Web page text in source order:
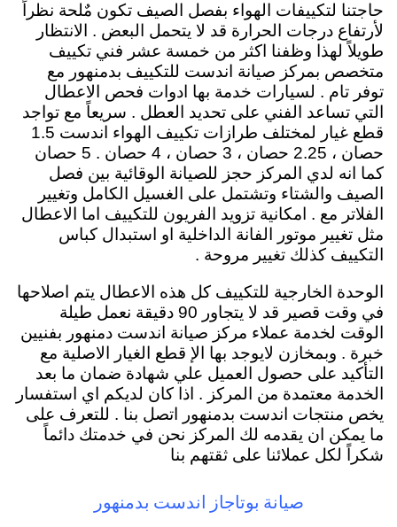
حاجتنا لتكييفات الهواء بفصل الصيف تكون مٌلحة نظراً
لأرتفاع درجات الحرارة قد لا يتحمل البعض . الانتظار
طويلاً لهذا وظفنا اكثر من خمسة عشر فني تكييف
متخصص بمركز صيانة اندست للتكييف بدمنهور مع
توفر تام . لسيارات خدمة بها ادوات فحص الاعطال
التي تساعد الفني على تحديد العطل . سريعاً مع تواجد
قطع غيار لمختلف طرازات تكييف الهواء اندست 1.5
حصان ، 2.25 حصان ، 3 حصان ، 4 حصان . 5 حصان
كما انه لدي المركز حجز للصيانة الوقائية بين فصل
الصيف والشتاء وتشتمل على الغسيل الكامل وتغيير
الفلاتر مع . امكانية تزويد الفريون للتكييف اما الاعطال
مثل تغيير موتور الفانة الداخلية او استبدال كباس
التكييف كذلك تغيير مروحة .
الوحدة الخارجية للتكييف كل هذه الاعطال يتم اصلاحها
في وقت قصير قد لا يتجاور 90 دقيقة نعمل طيلة
الوقت لخدمة عملاء مركز صيانة اندست دمنهور بفنيين
خبرة . وبمخازن لايوجد بها الإ قطع الغيار الاصلية مع
التأكيد على حصول العميل علي شهادة ضمان ما بعد
الخدمة معتمدة من المركز . اذا كان لديكم اي استفسار
يخص منتجات اندست بدمنهور اتصل بنا . للتعرف على
ما يمكن ان يقدمه لك المركز نحن في خدمتك دائماً
شكراً لكل عملائنا على ثقتهم بنا
صيانة بوتاجاز اندست بدمنهور